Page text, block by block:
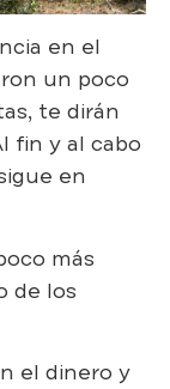
en el
un poco
te dirán
fin y al cabo
en
más
de los
el dinero y